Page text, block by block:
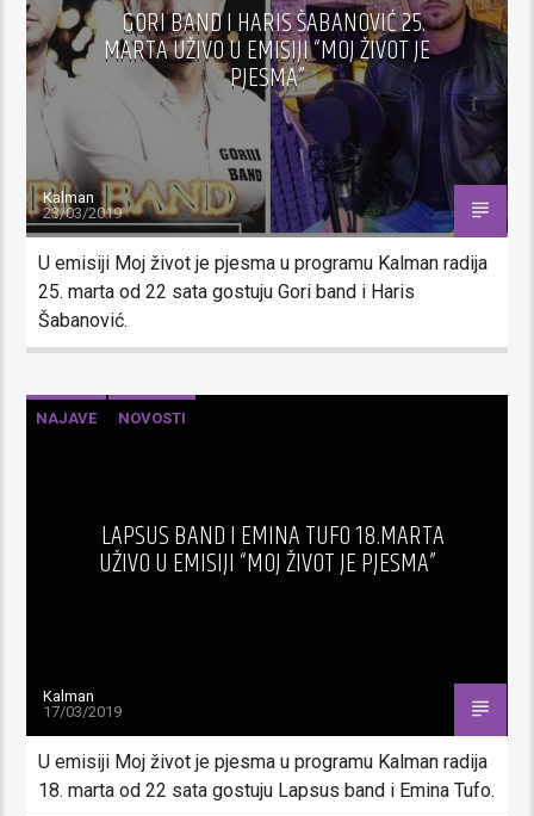
GORI BAND I HARIS ŠABANOVIĆ 25.
MARTA UŽIVO U EMISIJI “MOJ ŽIVOT JE
PJESMA”
Kalman
23/03/2019
U emisiji Moj život je pjesma u programu Kalman radija
25. marta od 22 sata gostuju Gori band i Haris
Šabanović.
NAJAVE NOVOSTI
LAPSUS BAND I EMINA TUFO 18.MARTA
UŽIVO U EMISIJI “MOJ ŽIVOT JE PJESMA”
Kalman
17/03/2019
U emisiji Moj život je pjesma u programu Kalman radija
18. marta od 22 sata gostuju Lapsus band i Emina Tufo.